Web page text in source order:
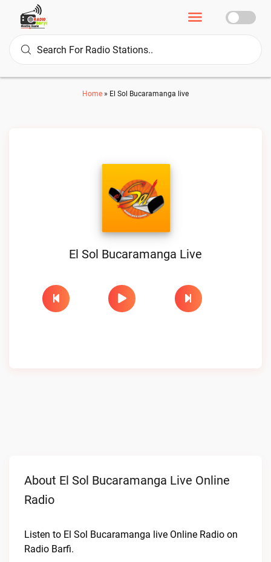
Home » El Sol Bucaramanga live
El Sol Bucaramanga Live
About El Sol Bucaramanga Live Online
Radio
Listen to El Sol Bucaramanga live Online Radio on
Radio Barfi.